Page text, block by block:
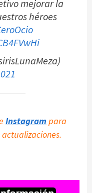
mejorar la
héroes
Instagram para